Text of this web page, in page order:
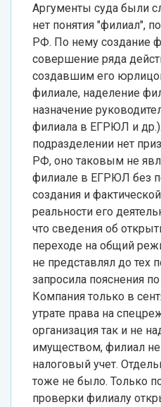
Аргументы суда были
нет понятия "филиал",
РФ. По нему создание
совершение ряда
создавшим его
филиале, наделение
назначение
филиала в ЕГРЮЛ и
подразделении нет
РФ, оно таковым не
филиале в ЕГРЮЛ без
создания и
реальности его
что сведения об
переходе на общий
не представлял до тех
запросила пояснения
Компания только в
утрате права на
организация так и не
имуществом, филиал не
налоговый учет.
тоже не было. Только
проверки филиалу